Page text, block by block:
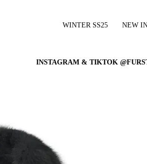
WINTER SS25 NEW
INSTAGRAM & TIKTOK